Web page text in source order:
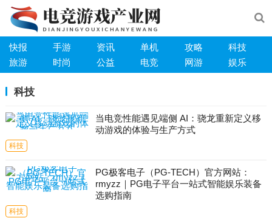
快报 手游 资讯 单机 攻略
科技
旅游
时尚 公益 电竞 网游 娱乐
科技
当电竞性能遇见端侧 AI：骁龙重新定义移
动游戏的体验与生产方式
科技
PG极客电子（PG-TECH）官方网站：
rmyzz｜PG电子平台一站式智能娱乐装备
选购指南
科技